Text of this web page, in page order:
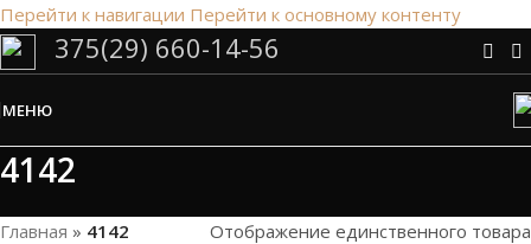
Перейти к навигации Перейти к основному контенту
Сэкономим Ваше время на подбор
Рассчитаем мощность | Предложим от 3х вариантов | В
наличии и под заказ
375(29) 660-14-56
МЕНЮ
4142
Главная » 4142 Отображение единственного товара